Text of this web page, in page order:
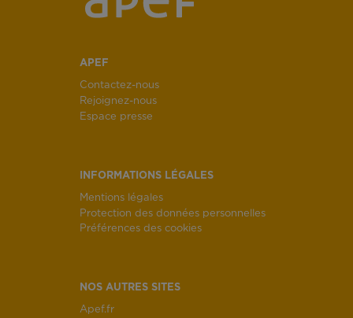
APEF
Contactez-nous
Rejoignez-nous
Espace presse
INFORMATIONS LÉGALES
Mentions légales
Protection des données personnelles
Préférences des cookies
NOS AUTRES SITES
Apef.fr